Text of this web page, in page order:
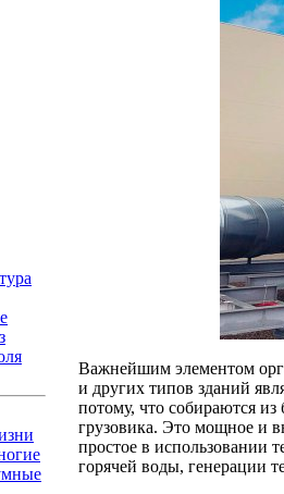
Важнейшим элементом
и других типов зданий
потому, что собираются
грузовика. Это мощное и
простое в использовании
горячей воды, генерации